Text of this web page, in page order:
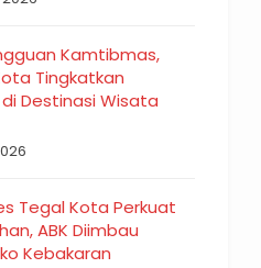
Kamtibmas,
Tingkatkan
Destinasi Wisata
Tegal Kota Perkuat
ABK Diimbau
Kebakaran